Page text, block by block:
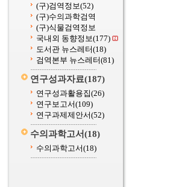
(구)검역정보(52)
(구)수의과학검역
(구)식물검역정보
국내외 동향정보(177)
도서관 뉴스레터(18)
검역본부 뉴스레터(81)
연구성과자료(187)
연구성과활용집(26)
연구보고서(109)
연구과제제안서(52)
수의과학고서(18)
수의과학고서(18)